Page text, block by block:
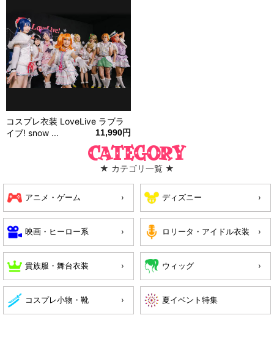
コスプレ衣装 LoveLive ラブラ
イブ! snow ...
11,990円
Category
★ カテゴリ一覧 ★
アニメ・ゲーム ディズニー
映画・ヒーロー系 ロリータ・アイドル衣装
貴族服・舞台衣装 ウィッグ
コスプレ小物・靴